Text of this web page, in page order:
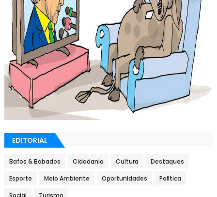
EDITORIAL
Bafos & Babados Cidadania Cultura Destaques
Esporte Meio Ambiente Oportunidades Política
Social Turismo